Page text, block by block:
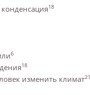
18
6
18
изменить климат21